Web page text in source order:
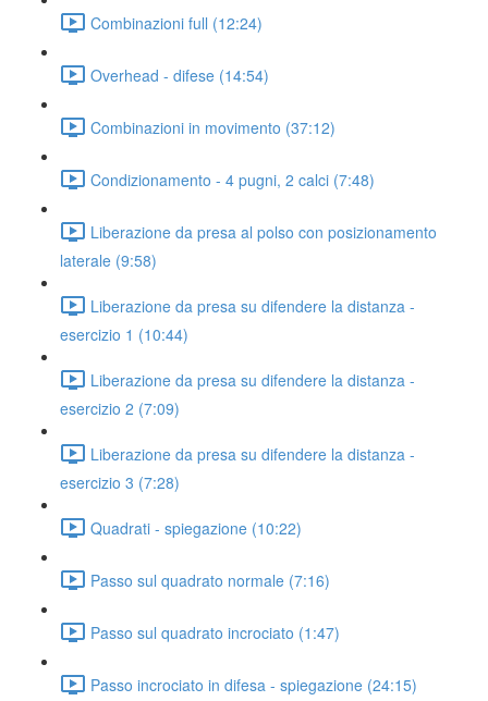
Combinazioni full (12:24)
Overhead - difese (14:54)
Combinazioni in movimento (37:12)
Condizionamento - 4 pugni, 2 calci (7:48)
Liberazione da presa al polso con posizionamento
laterale (9:58)
Liberazione da presa su difendere la distanza -
esercizio 1 (10:44)
Liberazione da presa su difendere la distanza -
esercizio 2 (7:09)
Liberazione da presa su difendere la distanza -
esercizio 3 (7:28)
Quadrati - spiegazione (10:22)
Passo sul quadrato normale (7:16)
Passo sul quadrato incrociato (1:47)
Passo incrociato in difesa - spiegazione (24:15)